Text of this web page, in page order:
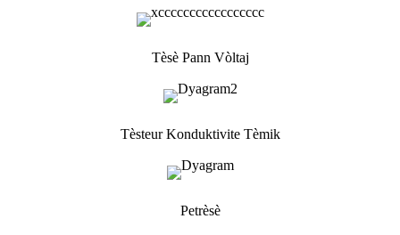
Tèsè Pann Vòltaj
Tèsteur Konduktivite Tèmik
Petrèsè